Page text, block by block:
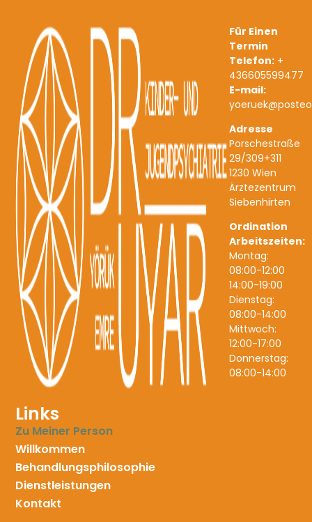
Für Einen
Termin
Telefon: +
436605599477
E-mail:
Adresse
Porschestraße
29/309+311
1230 Wien
Ärztezentrum
Siebenhirten
Ordination
Arbeitszeiten:
Montag:
08:00-12:00
14:00-19:00
Dienstag:
08:00-14:00
Mittwoch:
12:00-17:00
Donnerstag:
08:00-14:00
Links
Zu Meiner Person
Willkommen
Behandlungsphilosophie
Dienstleistungen
Kontakt